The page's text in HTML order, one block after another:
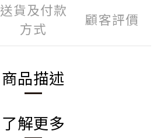
送貨及付款
方式
顧客評價
商品描述
了解更多